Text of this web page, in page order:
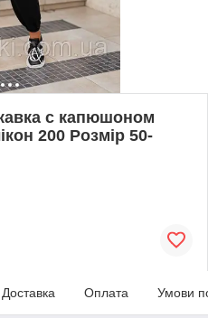
с капюшоном
200 Розмір 50-
Доставка Оплата Умови